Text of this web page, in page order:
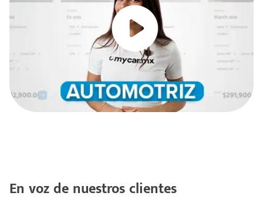
En voz de nuestros clientes